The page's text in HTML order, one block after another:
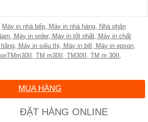
Máy in nhà bếp, Máy in nhà hàng, Nhà phân
, Máy in order, Máy in tốt nhất, Máy in chất
, Máy in siêu thị, Máy in bill , Máy in epson,
, TM m30II , TM30II , TM m 30II ,
MUA HÀNG
ĐẶT HÀNG ONLINE